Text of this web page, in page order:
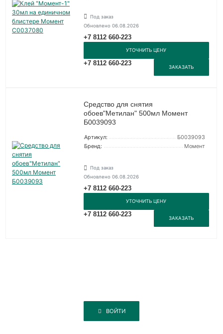
Под заказ
Обновлено 06.08.2026
+7 8112 660-223
УТОЧНИТЬ ЦЕНУ
+7 8112 660-223
ЗАКАЗАТЬ
Средство для снятия
обоев"Метилан" 500мл Момент
Б0039093
Артикул:
Б0039093
Бренд:
Момент
Под заказ
Обновлено 06.08.2026
+7 8112 660-223
УТОЧНИТЬ ЦЕНУ
+7 8112 660-223
ЗАКАЗАТЬ
ВОЙТИ